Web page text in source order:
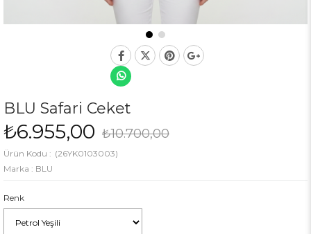
BLU Safari Ceket
₺10.700,00
₺6.955,00
(26YK0103003)
Marka : BLU
Renk